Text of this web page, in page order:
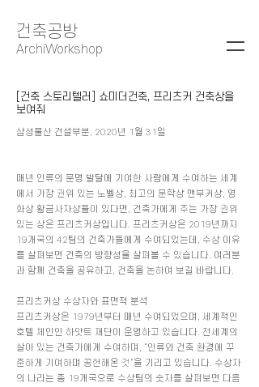
건축공방
ArchiWorkshop
[건축 스토리텔러] 쇼미더건축, 프리츠커 건축상을
보여줘
삼성물산 건설부분, 2020년 1월 31일
매년 인류의 문명 발달에 기여한 사람에게 수여하는 세계
에서 가장 권위 있는 노벨상, 최고의 문학상 맨부커상, 영
화상 황금사자상들이 있다면, 건축가에게 주는 가장 권위
있는 상은 프리츠커상입니다. 프리츠커상은 2019년까지
19개국의 42팀의 건축가들에게 수여되었는데, 수상 이유
를 살펴보면 건축의 방향성을 살펴볼 수 있습니다. 여러분
과 함께 건축을 공유하고, 건축을 논하여 보길 바랍니다.
프리츠커상 수상자와 표면적 분석
프리츠커상은 1979년부터 매년 수여되었으며, 세계적인
호텔 체인인 하얏트 재단이 운영하고 있습니다. 전세계의
살아 있는 건축가에게 수여하며, “인류와 건축 환경에 꾸
준하게 기여하며 공헌해온 것”을 기리고 있습니다. 수상자
의 나라는 총 19개국으로 수상팀의 숫자를 살펴보면 다음